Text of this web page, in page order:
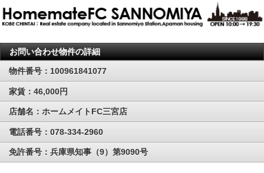
お問い合わせ物件の詳細
物件番号：100961841077
家賃：46,000円
店舗名：ホームメイトFC三宮店
電話番号：078-334-2960
免許番号：兵庫県知事（9）第9090号